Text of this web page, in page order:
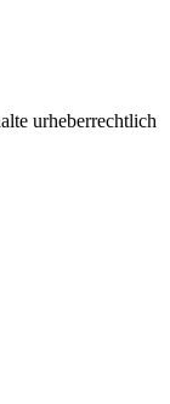
urheberrechtlich